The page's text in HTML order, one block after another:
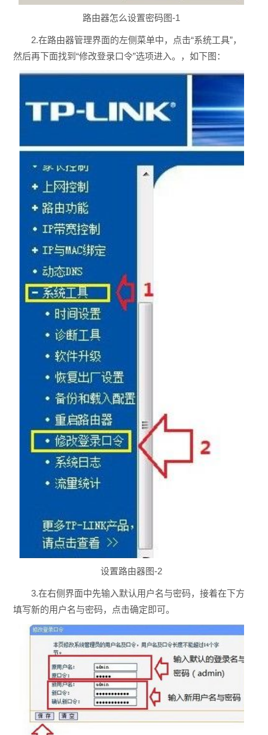
路由器怎么设置密码图-1
2.在路由器管理界面的左侧菜单中，点击“系统工具”，
然后再下面找到“修改登录口令”选项进入。，如下图：
设置路由器图-2
3.在右侧界面中先输入默认用户名与密码，接着在下方
填写新的用户名与密码，点击确定即可。